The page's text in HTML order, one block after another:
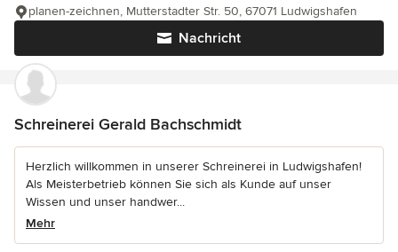
Nachricht
planen-zeichnen, Mutterstadter Str. 50, 67071 Ludwigshafen
Schreinerei Gerald Bachschmidt
Herzlich willkommen in unserer Schreinerei in Ludwigshafen!
Als Meisterbetrieb können Sie sich als Kunde auf unser
Wissen und unser handwer...
Mehr